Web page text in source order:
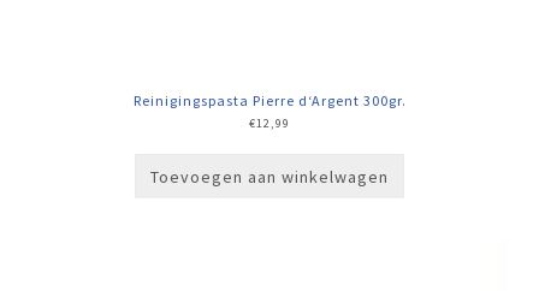
Reinigingspasta Pierre d‘Argent 300gr.
€12,99
Toevoegen aan winkelwagen